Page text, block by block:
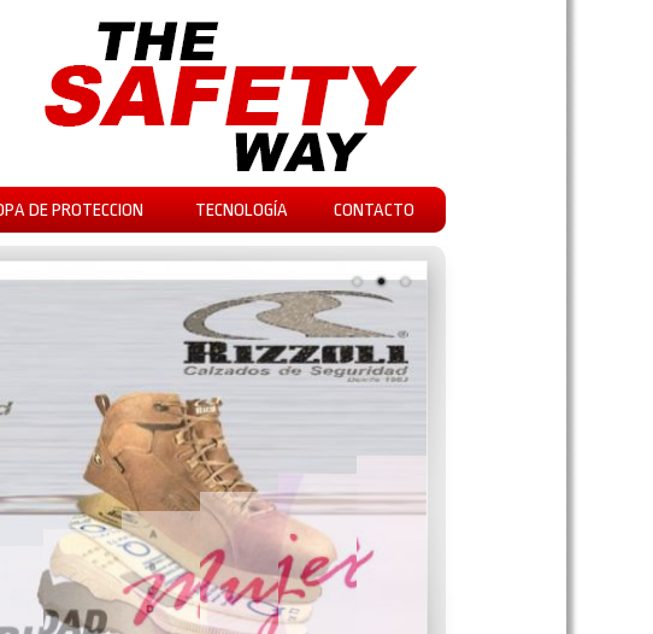
DE PROTECCION TECNOLOGÍA CONTACTO